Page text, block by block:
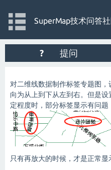
SuperMap技术问答
? 提问
对二维线数据制作标签专题图
向为从上到下从左到右。但是
定程度时，部分标签显示有问题
只有再放大的时候，才是正常显